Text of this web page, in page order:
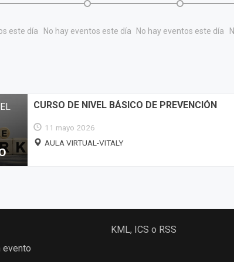
este día No hay eventos este día No hay eventos este día
CURSO DE NIVEL BÁSICO DE PREVENCIÓN
11 mayo 2026
AULA VIRTUAL-VITALY
evento
KML, ICS o RSS